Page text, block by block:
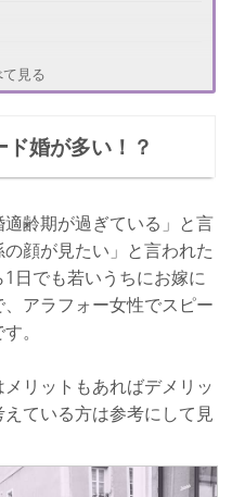
男性
ない！
見る
婚が多い！？
齢期が過ぎている」と言
顔が見たい」と言われた
日でも若いうちにお嫁に
アラフォー女性でスピー
。
リットもあればデメリッ
ている方は参考にして見